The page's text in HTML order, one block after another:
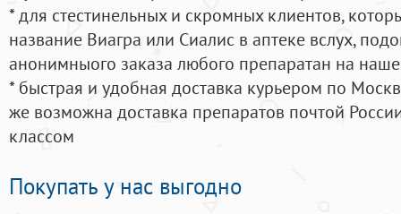
* для стестинельных и скромных клиентов,
название Виагра или Сиалис в аптеке вслух,
анонимныого заказа любого препаратан на
* быстрая и удобная доставка курьером по
же возможна доставка препаратов почтой
классом
Покупать у нас выгодно